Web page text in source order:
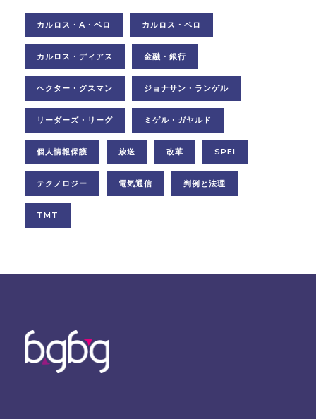
カルロス・A・ベロ カルロス・ベロ
カルロス・ディアス 金融・銀行
ヘクター・グスマン ジョナサン・ランゲル
リーダーズ・リーグ ミゲル・ガヤルド
個人情報保護 放送 改革 SPEI
テクノロジー 電気通信 判例と法理
TMT